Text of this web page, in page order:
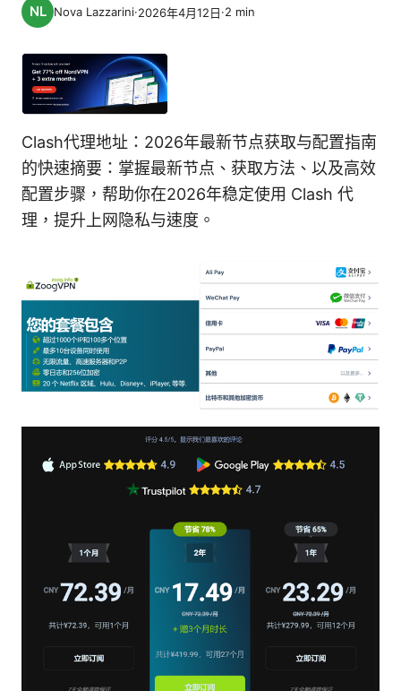
Nova Lazzarini·2026年4月12日·2 min
Clash代理地址：2026年最新节点获取与配置指南
的快速摘要：掌握最新节点、获取方法、以及高效
配置步骤，帮助你在2026年稳定使用 Clash 代
理，提升上网隐私与速度。